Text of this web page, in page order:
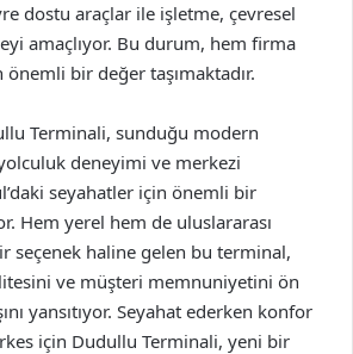
dostu araçlar ile işletme, çevresel
amaçlıyor. Bu durum, hem firma
bir değer taşımaktadır.
Terminali, sunduğu modern
deneyimi ve merkezi
seyahatler için önemli bir
Hem yerel hem de uluslararası
seçenek haline gelen bu terminal,
ve müşteri memnuniyetini ön
yansıtıyor. Seyahat ederken konfor
için Dudullu Terminali, yeni bir